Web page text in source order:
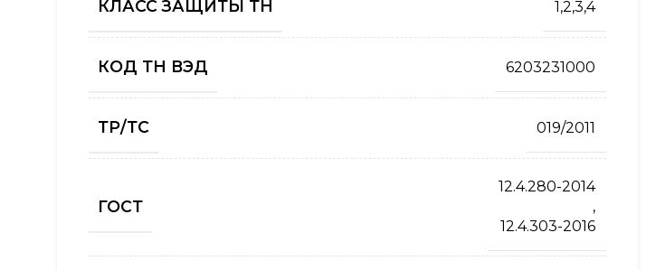
КЛАСС ЗАЩИТЫ ТН 1,2,3,4
КОД ТН ВЭД 6203231000
ТР/ТС 019/2011
ГОСТ
12.4.280-2014
,
12.4.303-2016